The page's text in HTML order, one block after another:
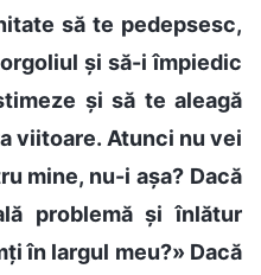
să te pedepsesc,
și să-i împiedic
și să te aleagă
viitoare. Atunci nu vei
mine, nu-i așa? Dacă
problemă și înlătur
în largul meu?» Dacă